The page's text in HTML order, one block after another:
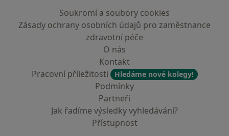
Soukromí a soubory cookies
Zásady ochrany osobních údajů pro zaměstnance
zdravotní péče
O nás
Kontakt
Pracovní příležitosti
Hledáme nové kolegy!
Podmínky
Partneři
Jak řadíme výsledky vyhledávání?
Přístupnost